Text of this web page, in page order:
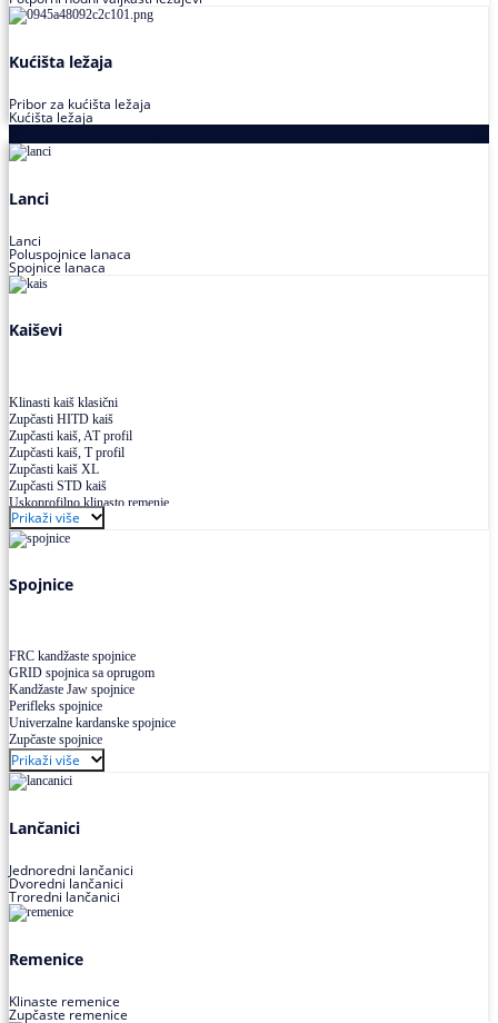
Kućišta ležaja
Pribor za kućišta ležaja
Kućišta ležaja
Lanci
Lanci
Poluspojnice lanaca
Spojnice lanaca
Kaiševi
Klinasti kaiš klasični
Zupčasti HITD kaiš
Zupčasti kaiš, AT profil
Zupčasti kaiš, T profil
Zupčasti kaiš XL
Zupčasti STD kaiš
Uskoprofilno klinasto remenje
Uskoprofilno klinasto remenje spojeno
Uskoprofilno klinasto remenje XP extra power
Višekanalno remenje PJ,PK
Prikaži više
Spojnice
FRC kandžaste spojnice
GRID spojnica sa oprugom
Kandžaste Jaw spojnice
Perifleks spojnice
Univerzalne kardanske spojnice
Zupčaste spojnice
Prikaži više
Lančanici
Jednoredni lančanici
Dvoredni lančanici
Troredni lančanici
Remenice
Klinaste remenice
Zupčaste remenice